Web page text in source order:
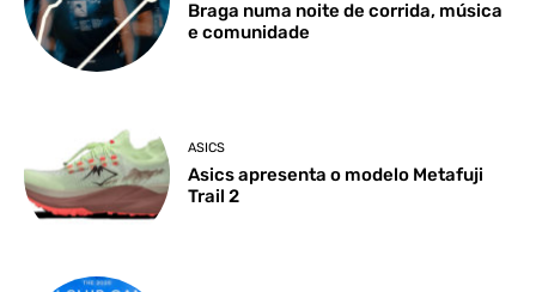
Braga numa noite de corrida, música
e comunidade
ASICS
Asics apresenta o modelo Metafuji
Trail 2